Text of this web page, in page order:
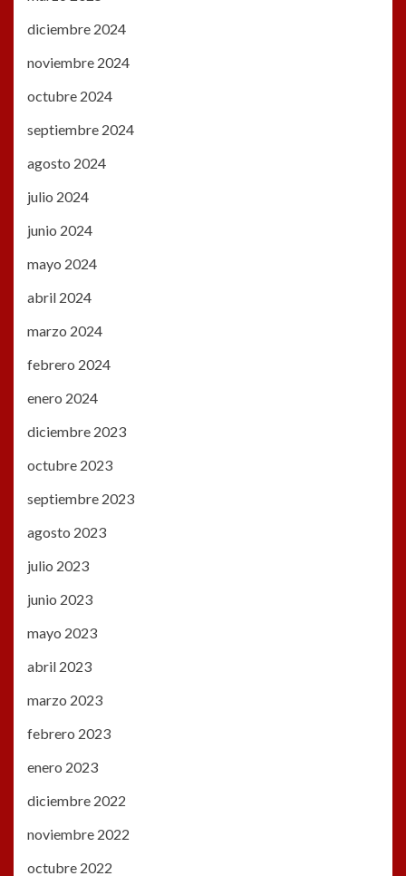
diciembre 2024
noviembre 2024
octubre 2024
septiembre 2024
agosto 2024
julio 2024
junio 2024
mayo 2024
abril 2024
marzo 2024
febrero 2024
enero 2024
diciembre 2023
octubre 2023
septiembre 2023
agosto 2023
julio 2023
junio 2023
mayo 2023
abril 2023
marzo 2023
febrero 2023
enero 2023
diciembre 2022
noviembre 2022
octubre 2022